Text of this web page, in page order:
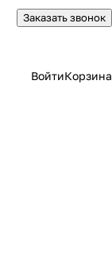
Заказать звонок
ВойтиКорзина